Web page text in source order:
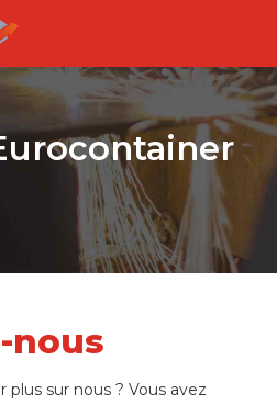
nous
plus sur nous ? Vous avez